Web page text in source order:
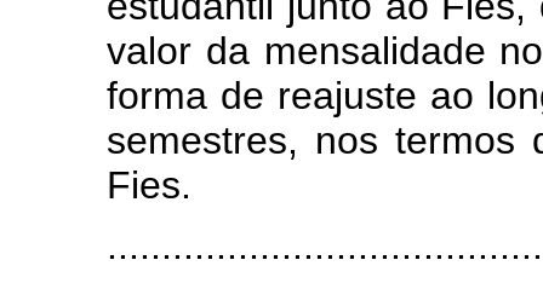
valor da mensalidade
forma de reajuste ao
semestres, nos termos
Fies.